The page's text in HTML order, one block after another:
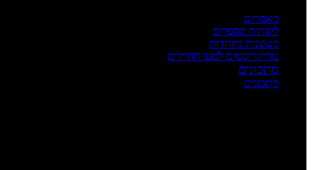
מאמרים
לקוחות מספרים
מעשנות מיוחדות
טרייגריסטים למען החיילים
מתכונים
מתכונים